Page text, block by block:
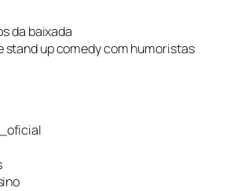
da baixada
stand up comedy com humoristas